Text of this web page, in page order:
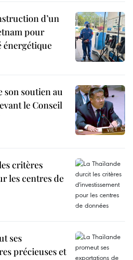
d’un
pour
énergétique
son soutien au
le Conseil
critères
les centres de
ses
précieuses et